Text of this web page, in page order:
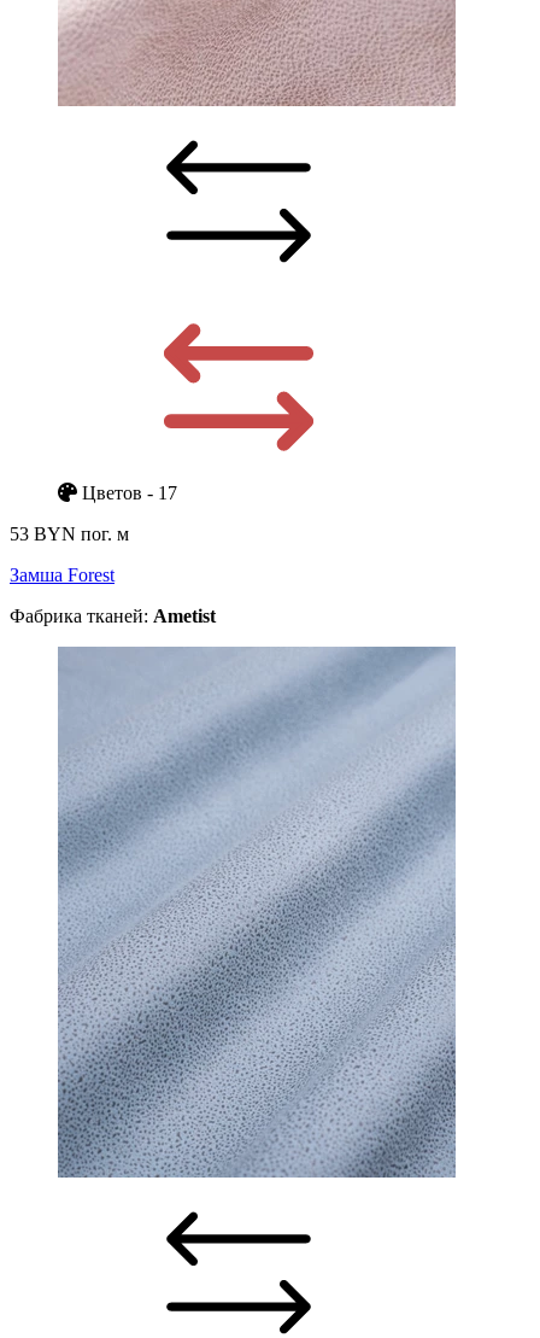
Цветов - 17
53 BYN пог. м
Замша Forest
Фабрика тканей: Ametist